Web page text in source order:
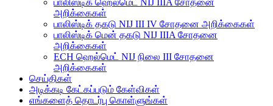
பாலிஸ்டிக் ஹெல்மெட் NIJ IIIA சோதனை
அறிக்கைகள்
பாலிஸ்டிக் தகடு NIJ III IV சோதனை அறிக்கைகள்
பாலிஸ்டிக் மென் தகடு NIJ IIIA சோதனை
அறிக்கைகள்
ECH ஹெல்மெட் NIJ நிலை III சோதனை
அறிக்கைகள்
செய்திகள்
அடிக்கடி கேட்கப்படும் கேள்விகள்
எங்களைத் தொடர்பு கொள்ளுங்கள்